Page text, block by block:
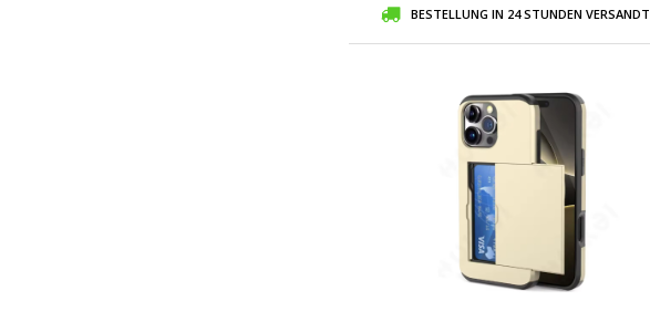
BESTELLUNG IN 24 STUNDEN VERSANDT